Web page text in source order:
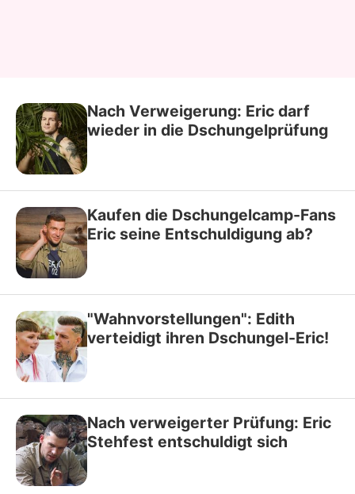
Nach Verweigerung: Eric darf
wieder in die Dschungelprüfung
Kaufen die Dschungelcamp-Fans
Eric seine Entschuldigung ab?
"Wahnvorstellungen": Edith
verteidigt ihren Dschungel-Eric!
Nach verweigerter Prüfung: Eric
Stehfest entschuldigt sich